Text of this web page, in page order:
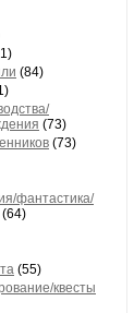
(84)
(73)
(73)
фантастика/
(64)
(55)
квесты